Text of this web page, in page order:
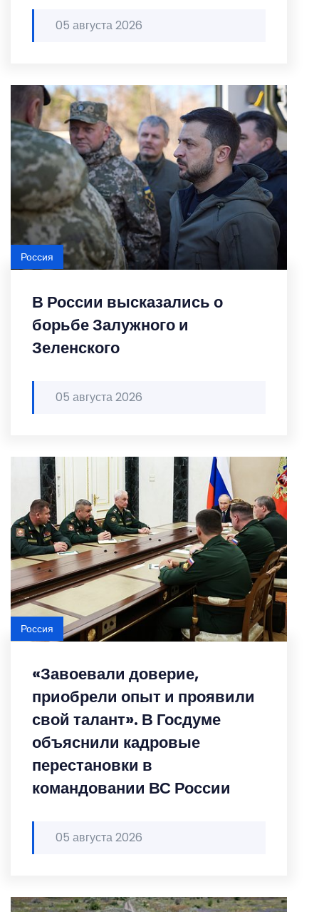
05 августа 2026
В России высказались о
борьбе Залужного и
Зеленского
05 августа 2026
Россия
«Завоевали доверие,
приобрели опыт и проявили
свой талант». В Госдуме
объяснили кадровые
перестановки в
командовании ВС России
05 августа 2026
Россия